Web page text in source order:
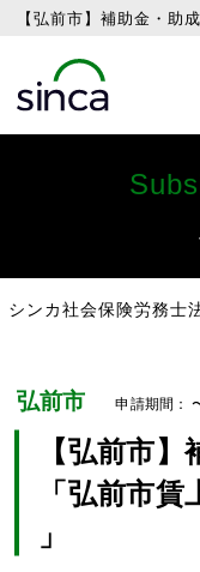
【弘前市】補助金・助
シンカ社会保険労務士
弘前市 申請期間：
【弘前市】
「弘前市
」